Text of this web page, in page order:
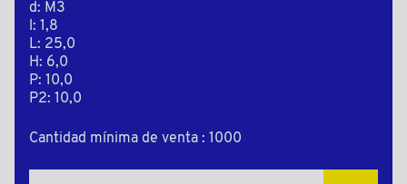
d: M3
l: 1,8
L: 25,0
H: 6,0
P: 10,0
P2: 10,0
Cantidad mínima de venta : 1000